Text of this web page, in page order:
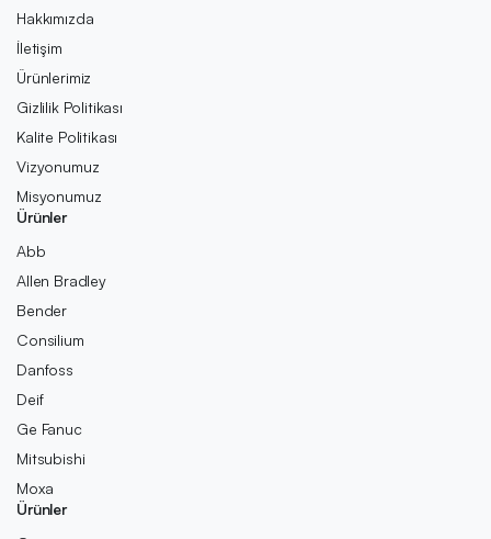
Hakkımızda
İletişim
Ürünlerimiz
Gizlilik Politikası
Kalite Politikası
Vizyonumuz
Misyonumuz
Ürünler
Abb
Allen Bradley
Bender
Consilium
Danfoss
Deif
Ge Fanuc
Mitsubishi
Moxa
Ürünler